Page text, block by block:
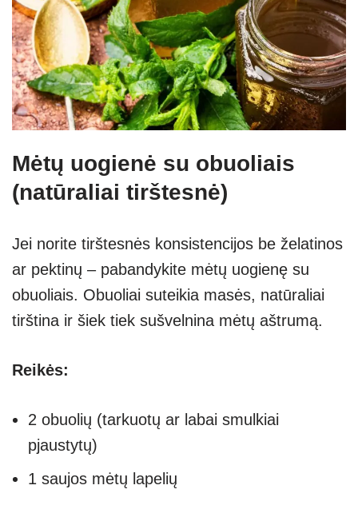
Mėtų uogienė su obuoliais
(natūraliai tirštesnė)
Jei norite tirštesnės konsistencijos be želatinos
ar pektinų – pabandykite mėtų uogienę su
obuoliais. Obuoliai suteikia masės, natūraliai
tirština ir šiek tiek sušvelnina mėtų aštrumą.
Reikės:
2 obuolių (tarkuotų ar labai smulkiai
pjaustytų)
1 saujos mėtų lapelių